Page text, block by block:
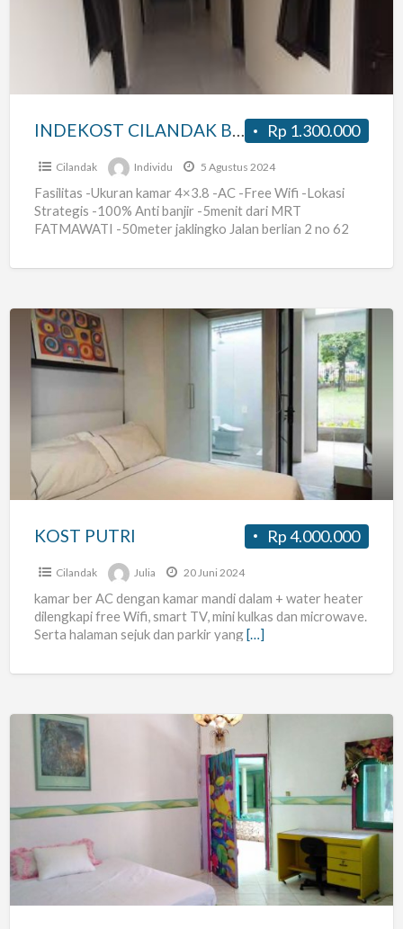
Rp 1.300.000
INDEKOST CILANDAK BARAT
Cilandak Individu 5 Agustus 2024
Fasilitas -Ukuran kamar 4×3.8 -AC -Free Wifi -Lokasi
Strategis -100% Anti banjir -5menit dari MRT
FATMAWATI -50meter jaklingko Jalan berlian 2 no 62
KOST
PUTRI
Rp 4.000.000
KOST PUTRI
Cilandak Julia 20 Juni 2024
kamar ber AC dengan kamar mandi dalam + water heater
dilengkapi free Wifi, smart TV, mini kulkas dan microwave.
Serta halaman sejuk dan parkir yang[…]
Guesthouse
Kos
Jakarta
room